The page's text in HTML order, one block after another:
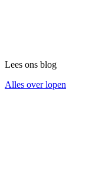
Lees ons blog
Alles over lopen